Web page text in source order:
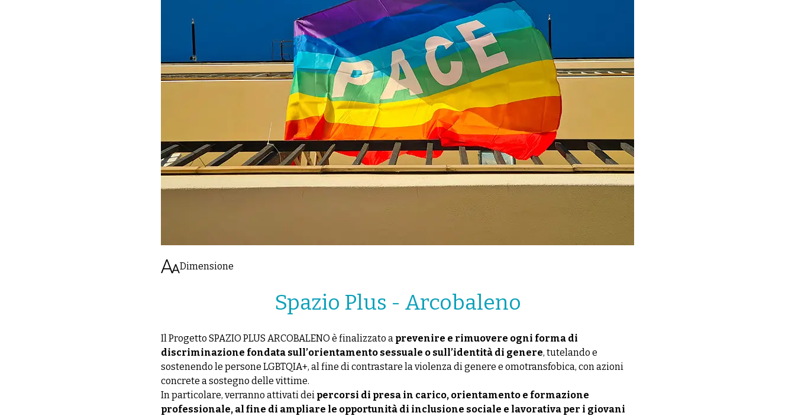
Dimensione
Spazio Plus - Arcobaleno
Il Progetto SPAZIO PLUS ARCOBALENO è finalizzato a prevenire e rimuovere ogni forma di
discriminazione fondata sull’orientamento sessuale o sull’identità di genere, tutelando e
sostenendo le persone LGBTQIA+, al fine di contrastare la violenza di genere e omotransfobica, con azioni
concrete a sostegno delle vittime.
In particolare, verranno attivati dei percorsi di presa in carico, orientamento e formazione
professionale, al fine di ampliare le opportunità di inclusione sociale e lavorativa per i giovani